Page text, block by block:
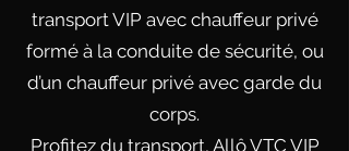
transport VIP avec chauffeur privé
formé à la conduite de sécurité, ou
d’un chauffeur privé avec garde du
corps.
Profitez du transport, Allô VTC VIP